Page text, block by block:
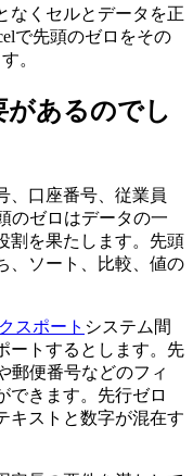
なくセルとデータを正
で先頭のゼロをその
。
があるのでし
、口座番号、従業員
のゼロはデータの一
割を果たします。先頭
、ソート、比較、値の
スポート システム間
ートするとします。先
郵便番号などのフィ
できます。先行ゼロ
キストと数字が混在す